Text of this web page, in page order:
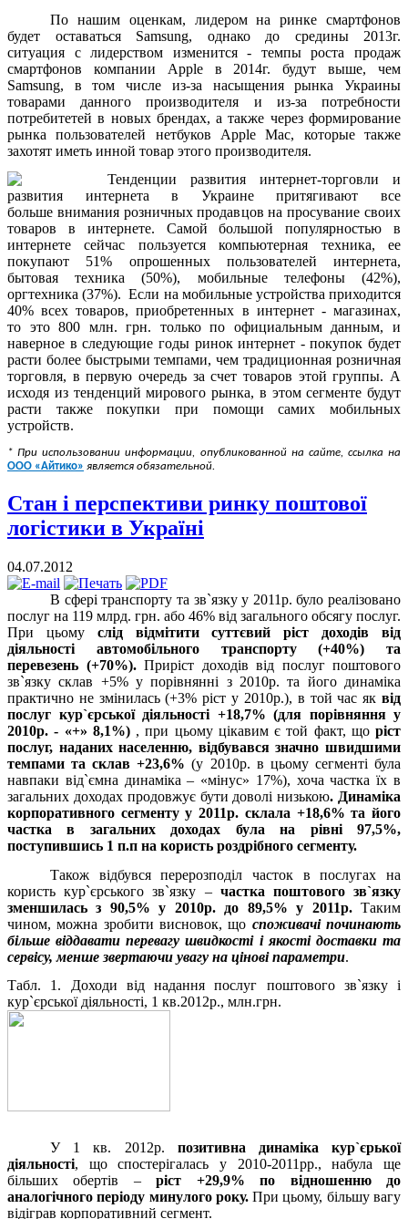
По нашим оценкам, лидером на ринке смартфонов
будет оставаться Samsung, однако до средины 2013г.
ситуация с лидерством изменится - темпы роста продаж
смартфонов компании Apple в 2014г. будут выше, чем
Samsung, в том числе из-за насыщения рынка Украины
товарами данного производителя и из-за потребности
потребитетей в новых брендах, а также через формирование
рынка пользователей нетбуков Apple Mac, которые также
захотят иметь инной товар этого производителя.
Тенденции развития интернет-торговли и
развития интернета в Украине притягивают все
больше внимания розничных продавцов на просувание своих
товаров в интернете. Самой большой популярностью в
интернете сейчас пользуется компьютерная техника, ее
покупают 51% опрошенных пользователей интернета,
бытовая техника (50%), мобильные телефоны (42%),
оргтехника (37%). Если на мобильные устройства приходится
40% всех товаров, приобретенных в интернет - магазинах,
то это 800 млн. грн. только по официальным данным, и
наверное в следующие годы ринок интернет - покупок будет
расти более быстрыми темпами, чем традиционная розничная
торговля, в первую очередь за счет товаров этой группы. А
исходя из тенденций мирового рынка, в этом сегменте будут
расти также покупки при помощи самих мобильных
устройств.
* При использовании информации, опубликованной на сайте, ссылка на
ООО «Айтико» является обязательной.
Стан і перспективи ринку поштової
логістики в Україні
04.07.2012
В сфері транспорту та зв`язку у 2011р. було реалізовано
послуг на 119 млрд. грн. або 46% від загального обсягу послуг.
При цьому слід відмітити суттєвий ріст доходів від
діяльності автомобільного транспорту (+40%) та
перевезень (+70%). Приріст доходів від послуг поштового
зв`язку склав +5% у порівнянні з 2010р. та його динаміка
практично не змінилась (+3% ріст у 2010р.), в той час як від
послуг кур`єрської діяльності +18,7% (для порівняння у
2010р. - «+» 8,1%) , при цьому цікавим є той факт, що ріст
послуг, наданих населенню, відбувався значно швидшими
темпами та склав +23,6%(у 2010р. в цьому сегменті була
навпаки від`ємна динаміка – «мінус» 17%), хоча частка їх в
загальних доходах продовжує бути доволі низькою. Динаміка
корпоративного сегменту у 2011р. склала +18,6% та його
частка в загальних доходах була на рівні 97,5%,
поступившись 1 п.п на користь роздрібного сегменту.
Також відбувся перерозподіл часток в послугах на
користь кур`єрського зв`язку – частка поштового зв`язку
зменшилась з 90,5% у 2010р. до 89,5% у 2011р.Таким
чином, можна зробити висновок, що споживачі починають
більше віддавати перевагу швидкості і якості доставки та
сервісу, менше звертаючи увагу на цінові параметри.
Табл. 1. Доходи від надання послуг поштового зв`язку і
кур`єрської діяльності, 1 кв.2012р., млн.грн.
У 1 кв. 2012р. позитивна динаміка кур`єрької
діяльності, що спостерігалась у 2010-2011рр., набула ще
більших обертів –ріст +29,9% по відношенню до
аналогічного періоду минулого року.При цьому, більшу вагу
відіграв корпоративний сегмент.